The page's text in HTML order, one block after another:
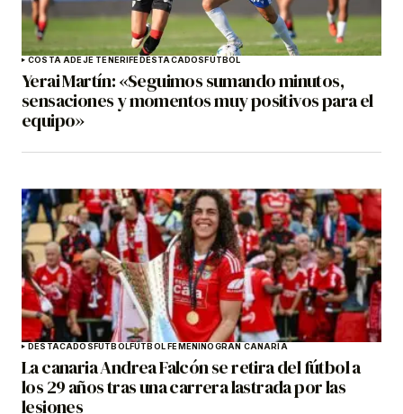
COSTA ADEJE TENERIFEDESTACADOSFÚTBOL
Yerai Martín: «Seguimos sumando minutos,
sensaciones y momentos muy positivos para el
equipo»
DESTACADOSFÚTBOLFÚTBOL FEMENINOGRAN CANARIA
La canaria Andrea Falcón se retira del fútbol a
los 29 años tras una carrera lastrada por las
lesiones